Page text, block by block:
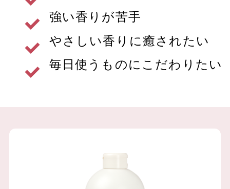
強い香りが苦手
やさしい香りに癒されたい
毎日使うものにこだわりたい